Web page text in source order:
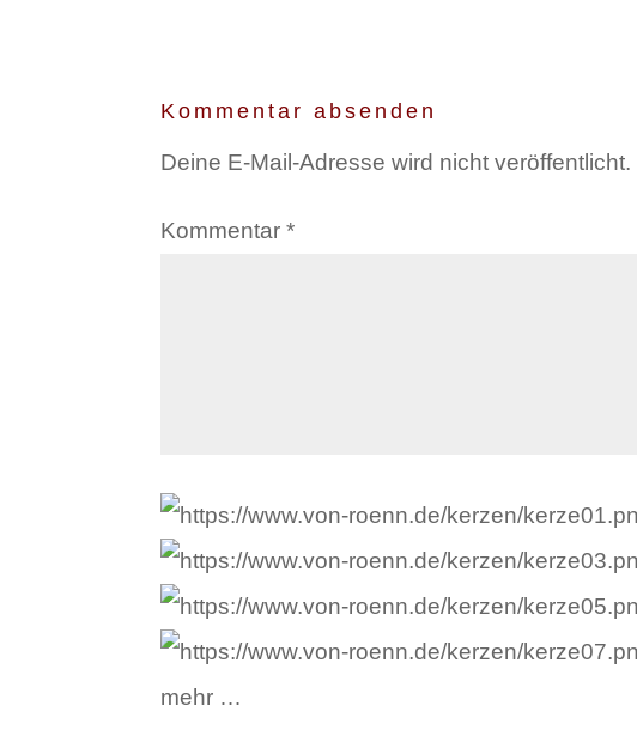
Kommentar absenden
Deine E-Mail-Adresse wird nicht veröffentlicht.
Kommentar*
mehr …